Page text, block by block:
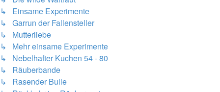
↳ Einsame Experimente
↳ Garrun der Fallensteller
↳ Mutterliebe
↳ Mehr einsame Experimente
↳ Nebelhafter Kuchen 54 - 80
↳ Räuberbande
↳ Rasender Bulle